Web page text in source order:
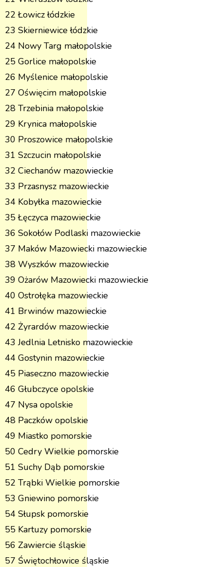
22 Łowicz łódzkie
23 Skierniewice łódzkie
24 Nowy Targ małopolskie
25 Gorlice małopolskie
26 Myślenice małopolskie
27 Oświęcim małopolskie
28 Trzebinia małopolskie
29 Krynica małopolskie
30 Proszowice małopolskie
31 Szczucin małopolskie
32 Ciechanów mazowieckie
33 Przasnysz mazowieckie
34 Kobyłka mazowieckie
35 Łęczyca mazowieckie
36 Sokołów Podlaski mazowieckie
37 Maków Mazowiecki mazowieckie
38 Wyszków mazowieckie
39 Ożarów Mazowiecki mazowieckie
40 Ostrołęka mazowieckie
41 Brwinów mazowieckie
42 Żyrardów mazowieckie
43 Jedlnia Letnisko mazowieckie
44 Gostynin mazowieckie
45 Piaseczno mazowieckie
46 Głubczyce opolskie
47 Nysa opolskie
48 Paczków opolskie
49 Miastko pomorskie
50 Cedry Wielkie pomorskie
51 Suchy Dąb pomorskie
52 Trąbki Wielkie pomorskie
53 Gniewino pomorskie
54 Słupsk pomorskie
55 Kartuzy pomorskie
56 Zawiercie śląskie
57 Świętochłowice śląskie